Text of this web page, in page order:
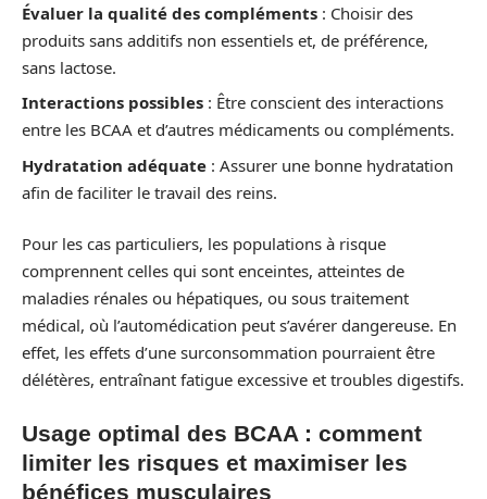
Évaluer la qualité des compléments : Choisir des
produits sans additifs non essentiels et, de préférence,
sans lactose.
Interactions possibles : Être conscient des interactions
entre les BCAA et d’autres médicaments ou compléments.
Hydratation adéquate : Assurer une bonne hydratation
afin de faciliter le travail des reins.
Pour les cas particuliers, les populations à risque
comprennent celles qui sont enceintes, atteintes de
maladies rénales ou hépatiques, ou sous traitement
médical, où l’automédication peut s’avérer dangereuse. En
effet, les effets d’une surconsommation pourraient être
délétères, entraînant fatigue excessive et troubles digestifs.
Usage optimal des BCAA : comment
limiter les risques et maximiser les
bénéfices musculaires